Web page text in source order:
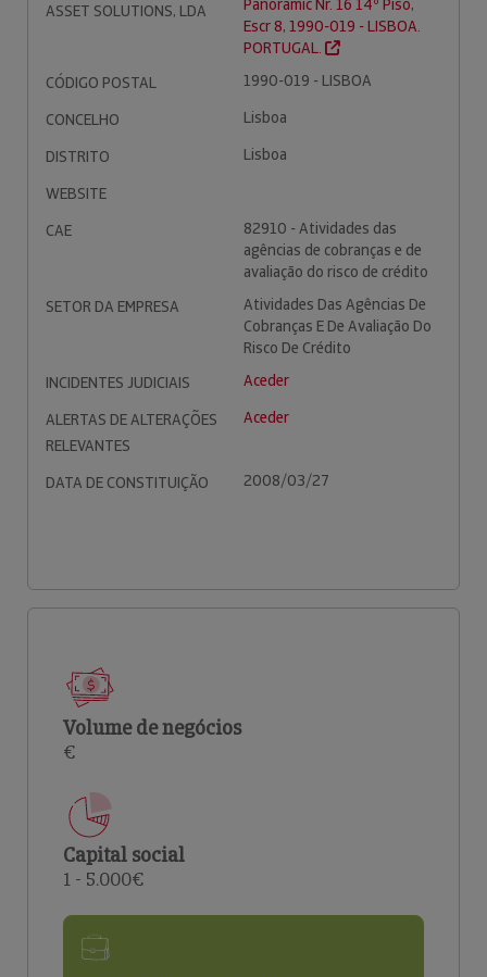
ASSET SOLUTIONS, LDA
Panoramic Nr. 16 14º Piso,
Escr 8, 1990-019 - LISBOA.
PORTUGAL.
CÓDIGO POSTAL
1990-019 - LISBOA
CONCELHO
Lisboa
DISTRITO
Lisboa
WEBSITE
CAE
82910 - Atividades das
agências de cobranças e de
avaliação do risco de crédito
SETOR DA EMPRESA
Atividades Das Agências De
Cobranças E De Avaliação Do
Risco De Crédito
INCIDENTES JUDICIAIS
Aceder
ALERTAS DE ALTERAÇÕES
RELEVANTES
Aceder
DATA DE CONSTITUIÇÃO 2008/03/27
Volume de negócios
€
Capital social
1 - 5.000€